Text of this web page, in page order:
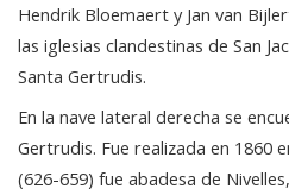
Hendrik Bloemaert y Jan van
las iglesias clandestinas de San
Santa Gertrudis.
En la nave lateral derecha se
Gertrudis. Fue realizada en 1860
(626-659) fue abadesa de